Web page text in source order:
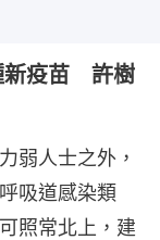
新疫苗 許樹
弱人士之外，
吸道感染類
照常北上，建